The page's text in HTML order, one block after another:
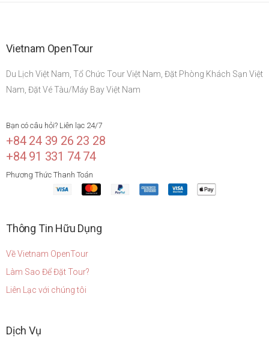
Vietnam OpenTour
Du Lịch Việt Nam, Tổ Chức Tour Việt Nam, Đặt Phòng Khách Sạn Việt
Nam, Đặt Vé Tàu/Máy Bay Việt Nam
Bạn có câu hỏi? Liên lạc 24/7
+84 24 39 26 23 28
+84 91 331 74 74
Phương Thức Thanh Toán
Thông Tin Hữu Dụng
Về Vietnam OpenTour
Làm Sao Để Đặt Tour?
Liên Lạc với chúng tôi
Dịch Vụ